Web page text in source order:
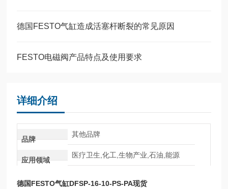
德国FESTO气缸造成活塞杆断裂的常见原因
FESTO电磁阀产品特点及使用要求
详细介绍
品牌
其他品牌
应用领域
医疗卫生,化工,生物产业,石油,能源
德国FESTO气缸DFSP-16-10-PS-PA现货